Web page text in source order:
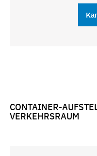
CONTAINER-
VERKEHRSRAUM